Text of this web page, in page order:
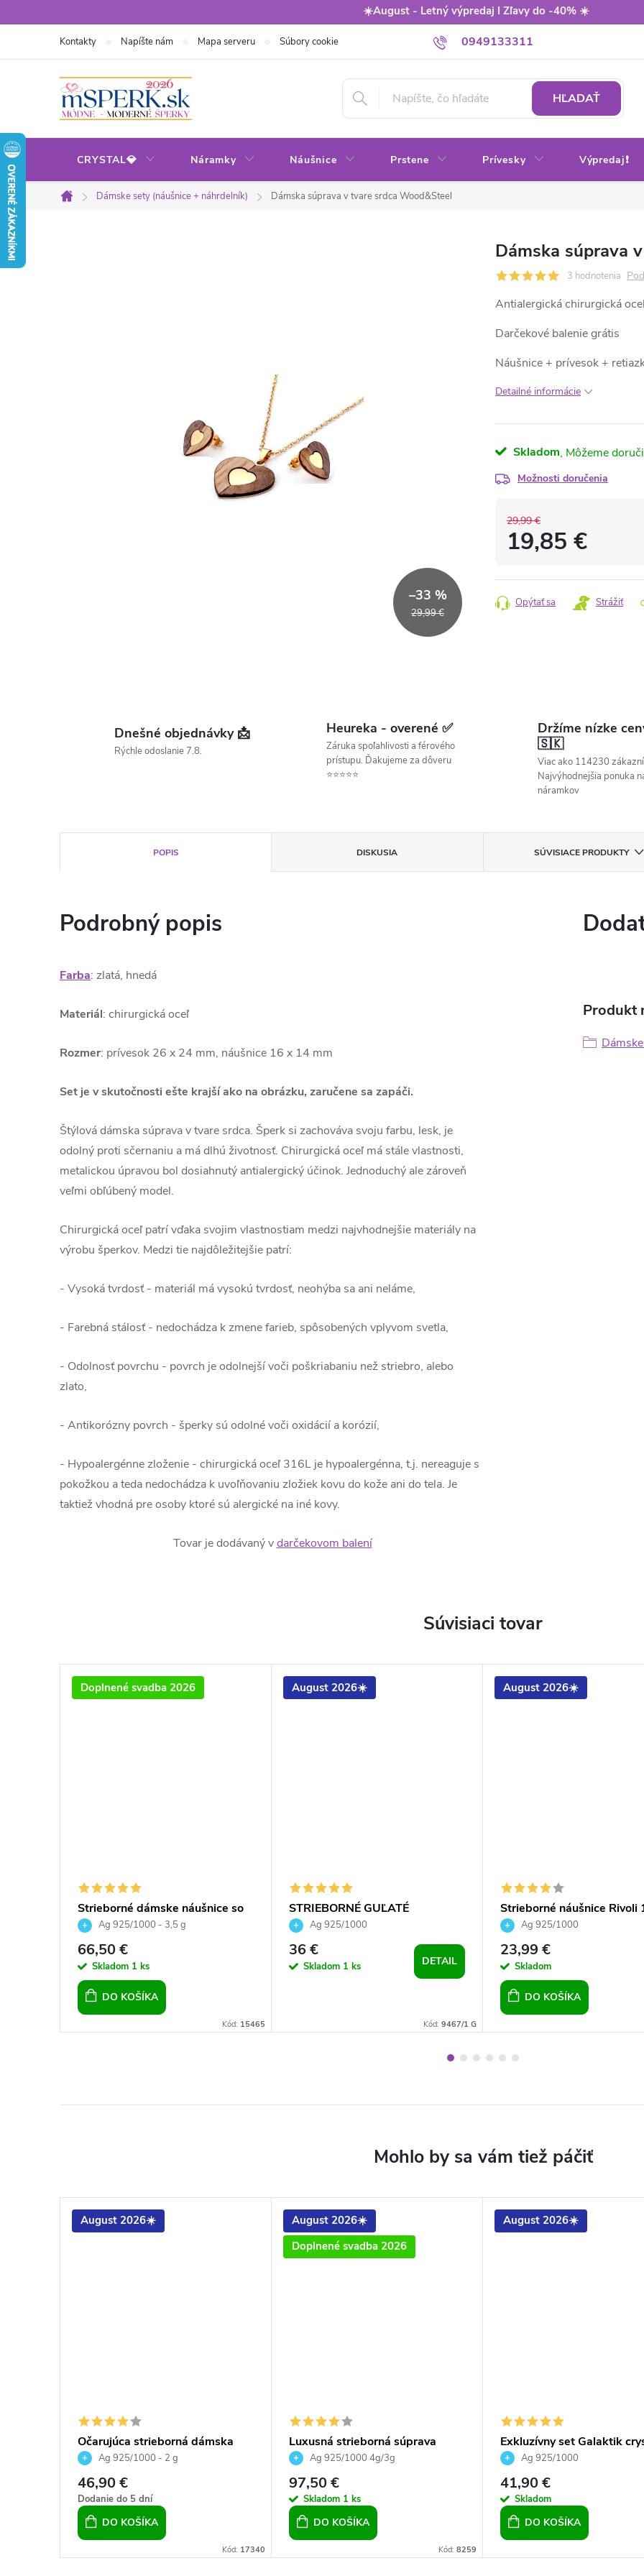
na
☀️August - Letný výpredaj I Zľavy do -40% ☀️
0949133311
Kontakty Napíšte nám Mapa serveru Súbory cookie Obchodné podmienky
HĽADAŤ
CRYSTAL💎 Náramky Náušnice Prstene Prívesky Výpredaj❗
Domov
Dámske sety (náušnice + náhrdelník) Dámska súprava v tvare srdca Wood&Steel
29,99 €
–33 %
Dámska súprava
3 hodnotenia
Antialergická chirurgická
Darčekové balenie grátis
Náušnice + prívesok +
Detailné informácie
Skladom
Možnosti doručenia
29,99 €
19,85 €
cena:
Opýtať sa Strážiť
Dnešné objednávky 📩
Rýchle odoslanie 7.8.
Heureka - overené ✅
Záruka spoľahlivosti a férového
prístupu. Ďakujeme za dôveru
⭐⭐⭐⭐⭐
Držíme nízke
🇸🇰
Viac ako 114230
Najvýhodnejšia ponuka
náramkov
POPIS DISKUSIA SÚVISIACE PRODUKTY
Podrobný popis
Farba: zlatá, hnedá
Materiál: chirurgická oceľ
Rozmer: prívesok 26 x 24 mm, náušnice 16 x 14 mm
Set je v skutočnosti ešte krajší ako na obrázku, zaručene sa zapáči.
Štýlová dámska súprava v tvare srdca. Šperk si zachováva svoju farbu, lesk, je
odolný proti sčernaniu a má dlhú životnosť. Chirurgická oceľ má stále vlastnosti,
metalickou úpravou bol dosiahnutý antialergický účinok. Jednoduchý ale zároveň
veľmi obľúbený model.
Chirurgická oceľ patrí vďaka svojim vlastnostiam medzi najvhodnejšie materiály na
výrobu šperkov. Medzi tie najdôležitejšie patrí:
- Vysoká tvrdosť - materiál má vysokú tvrdosť, neohýba sa ani neláme,
- Farebná stálosť - nedochádza k zmene farieb, spôsobených vplyvom svetla,
- Odolnosť povrchu - povrch je odolnejší voči poškriabaniu než striebro, alebo
zlato,
- Antikorózny povrch - šperky sú odolné voči oxidácií a korózií,
- Hypoalergénne zloženie - chirurgická oceľ 316L je hypoalergénna, t.j. nereaguje s
pokožkou a teda nedochádza k uvoľňovaniu zložiek kovu do kože ani do tela. Je
taktiež vhodná pre osoby ktoré sú alergické na iné kovy.
Tovar je dodávaný vdarčekovom balení
Produkt
Súvisiaci tovar
Doplnené svadba 2026
Strieborné dámske náušnice so
Swarovski crystals kruh v slze -
crystal
Ag 925/1000 - 3,5 g
66,50 €
Skladom 1 ks
DO KOŠÍKA
Kód: 15465
August 2026☀️
STRIEBORNÉ GUĽATÉ
NÁUŠNICE SO SWAROVSKI
CRYSTALS - Violet
Ag 925/1000
36 €
Skladom 1 ks DETAIL
Kód: 9467/1 G
August 2026☀️
Strieborné náušnice Rivoli
mm Crystal Siam
Ag 925/1000
23,99 €
Skladom
DO KOŠÍKA
August 2026☀️
Očarujúca strieborná dámska
súprava prívesok a náušnice
Ag 925/1000 - 2 g
46,90 €
Dodanie do 5 dní
DO KOŠÍKA
Kód: 17340
August 2026☀️
Doplnené svadba 2026
Luxusná strieborná súprava
šperkov náušnice prívesok a
retiazka z bielych riečnych perál
s čírymi zirkónmi pre ženy
Ag 925/1000 4g/3g
97,50 €
Skladom 1 ks
DO KOŠÍKA
Kód: 8259
August 2026☀️
Exkluzívny set Galaktik
PeridotAg 925/1000
41,90 €
Skladom
DO KOŠÍKA